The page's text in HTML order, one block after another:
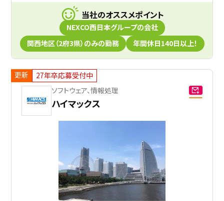
当社のオススメポイント
NEXCO西日本グループの会社
関西地区（2府3県）のみの勤務
年間休日140日以上！
更新
27年卒応募受付中
ソフトウェア、情報処理
ハイマックス